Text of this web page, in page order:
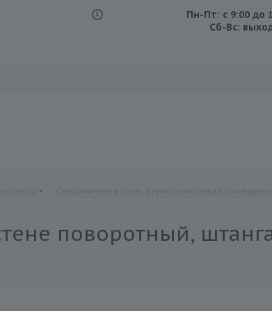
Пн-Пт: с 9:00 до
Сб-Вс:
поворотный,